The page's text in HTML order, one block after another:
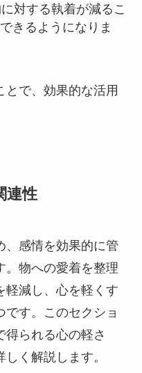
対する執着が減るこ
きるようになりま
とで、効果的な活用
連性
、感情を効果的に管
。物への愛着を整理
軽減し、心を軽くす
です。このセクショ
得られる心の軽さ
く解説します。